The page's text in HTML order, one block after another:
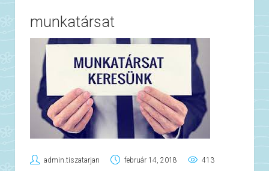
munkatársat
admin.tiszatarjan február 14, 2018 413